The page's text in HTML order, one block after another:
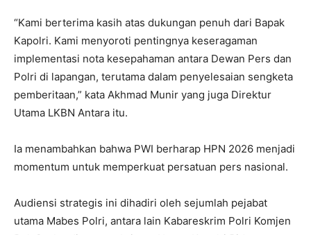
“Kami berterima kasih atas dukungan penuh dari Bapak
Kapolri. Kami menyoroti pentingnya keseragaman
implementasi nota kesepahaman antara Dewan Pers dan
Polri di lapangan, terutama dalam penyelesaian sengketa
pemberitaan,” kata Akhmad Munir yang juga Direktur
Utama LKBN Antara itu.
Ia menambahkan bahwa PWI berharap HPN 2026 menjadi
momentum untuk memperkuat persatuan pers nasional.
Audiensi strategis ini dihadiri oleh sejumlah pejabat
utama Mabes Polri, antara lain Kabareskrim Polri Komjen